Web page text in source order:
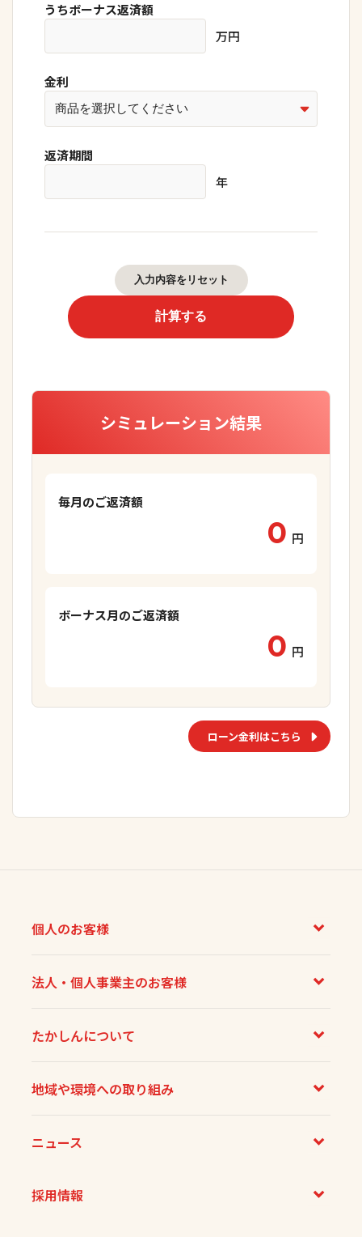
うちボーナス返済額
万円
金利
返済期間
年
シミュレーション結果
毎月のご返済額
0 円
ボーナス月のご返済額
0 円
ローン金利はこちら
個人のお客様
法人・個人事業主のお客様
たかしんについて
地域や環境への取り組み
ニュース
採用情報